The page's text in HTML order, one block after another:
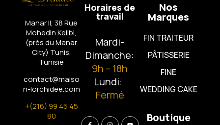
Manar II, 38 Rue
Mohedin Kelibi,
(près du Manar
City) Tunis,
Tunisie
contact@maiso
n-lorchidee.com
+(216) 99 45 45
80
Nos
Marques
FIN TRAITEUR
PÂTISSERIE
FINE
WEDDING CAKE
Boutique
Horaires de
travail
Mardi-
Dimanche:
9h – 18h
Lundi:
Fermé